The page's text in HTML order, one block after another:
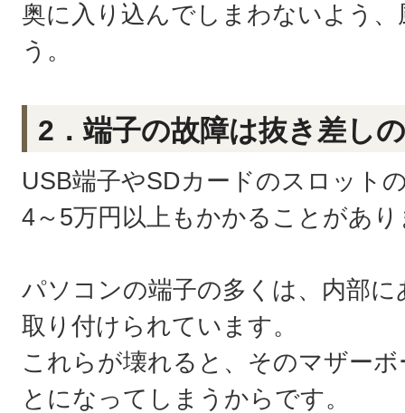
奥に入り込んでしまわないよう
う。
2．端子の故障は抜き差し
USB端子やSDカードのスロット
4～5万円以上もかかることがあ
パソコンの端子の多くは、内部
取り付けられています。
これらが壊れると、そのマザー
とになってしまうからです。